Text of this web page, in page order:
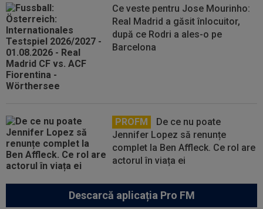
Ce veste pentru Jose Mourinho:
Real Madrid a găsit înlocuitor,
după ce Rodri a ales-o pe
Barcelona
PROFM
De ce nu poate
Jennifer Lopez să renunțe
complet la Ben Affleck. Ce rol are
actorul în viața ei
Descarcă aplicația Pro FM